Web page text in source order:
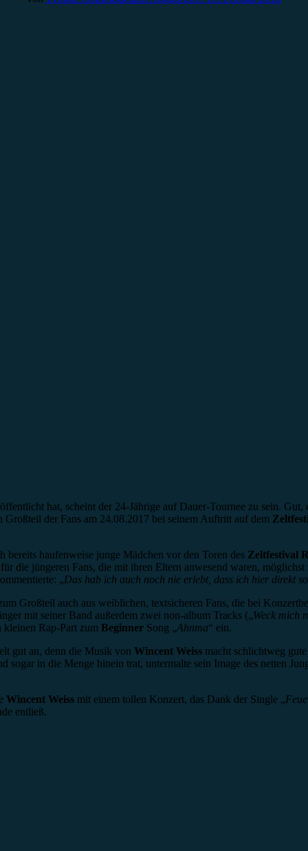
hat, scheint der 24-Jährige auf Dauer-Tournee zu sein. Gut,
der Fans am 24.08.2017 bei seinem Auftritt auf dem
bereits haufenweise junge Mädchen vor den Toren des Zeltfestival
die jüngeren Fans, die mit ihren Eltern anwesend waren,
„Das hab ich auch noch nie erlebt, dass ich hier direkt
Großteil auch aus weiblichen, textsicheren Fans, die bei
mit seiner Band außerdem zwei non-album Tracks („Weck mich
kleinen Rap-Part zum Beginner Song „Ahnma“ ein.
gut an, denn die Musik von Wincent Weiss macht schlichtweg
sogar in die Menge hinein trat, untermalte sein Image des netten
Wincent Weiss mit einem tollen Konzert, das Dank der Single „
entließ.